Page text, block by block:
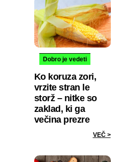
Dobro je vedeti
Ko koruza zori,
vrzite stran le
storž – nitke so
zaklad, ki ga
večina prezre
VEČ >